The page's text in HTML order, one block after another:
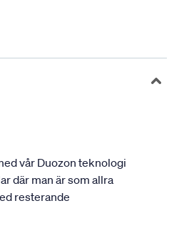
vår Duozon teknologi
där man är som allra
resterande